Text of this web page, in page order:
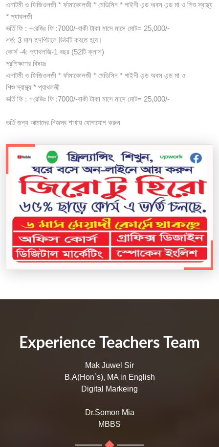
এনাটমী ও ফিজিওলজী * র্ফামাকোলজী * মেডিসিন * গাইনী এন্ড অবস এন্ড মা ও শিশু স্বাস্থ্য
* প্যাথলজী
ভর্তি ফি : +রেজিঃ ফি :7000/-বাকী টাকা মাসে মাসে মোট= 25,000/-
শর্ত: 3 মাস হসপিটালে ডিউটি করতে হবে।
কোর্স -4: প্যাথলজি-1 বছর (52টি ক্লাশ)
প্রশিক্ষণের বিষয়ঃ
এনাটমী ও ফিজিওলজী * র্ফামাকোলজী * মেডিসিন * গাইনী এন্ড অবস এন্ড মা ও
শিশু স্বাস্থ্য * প্যাথলজী
ভর্তি ফি : +রেজিঃ ফি :7000/-বাকী টাকা মাসে মাসে মোট= 25,000/-
ভর্তি জন্য আমাদের নিজস্ব শাখায় যোগাযোগ করুন
Experience Teachers Team
Mak Juwel Sir
B.A(Hon`s), MA in English
Digital Markeing
Dr.Somon Mia
MBBS